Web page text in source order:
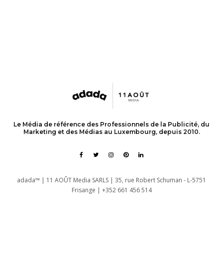
Le Média de référence des Professionnels de la Publicité, du
Marketing et des Médias au Luxembourg, depuis 2010.
adada™ | 11 AOÛT Media SARLS | 35, rue Robert Schuman - L-5751
Frisange | +352 661 456 514